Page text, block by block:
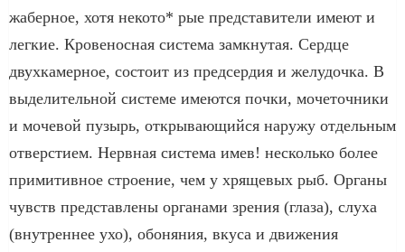
жаберное, хотя некото* рые представители имеют и
легкие. Кровеносная система замкнутая. Сердце
двухкамерное, состоит из предсердия и желудочка. В
выделительной системе имеются почки, мочеточники
и мочевой пузырь, открывающийся наружу отдельным
отверстием. Нервная система имев! несколько более
примитивное строение, чем у хрящевых рыб. Органы
чувств представлены органами зрения (глаза), слуха
(внутреннее ухо), обоняния, вкуса и движения